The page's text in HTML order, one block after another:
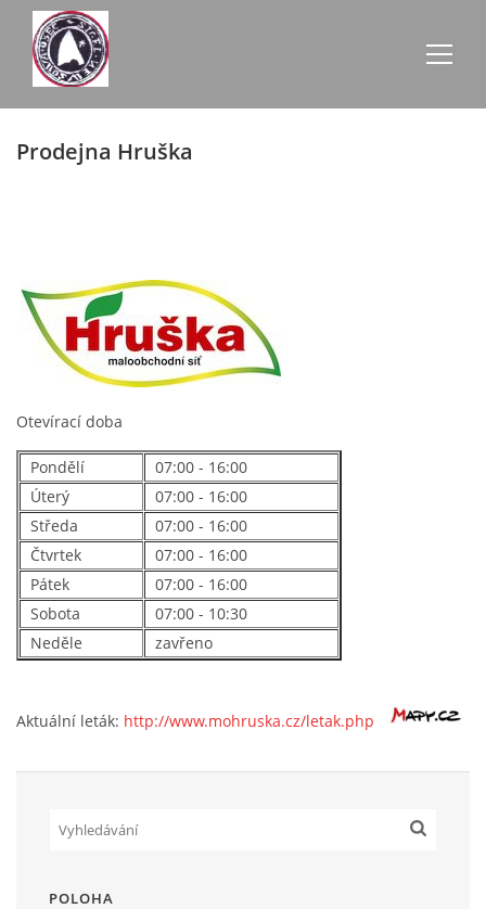
AKTUALITY
ÚŘEDNÍ DESKA
O NEVŠOVÉ
KONTAKTY
OBECNÍ BUDOVY
SPOLKY
SLUŽBY
Prodejna Hruška
Otevírací doba
Pondělí
07:00 - 16:00
Úterý
07:00 - 16:00
Středa
07:00 - 16:00
Čtvrtek
07:00 - 16:00
Pátek
07:00 - 16:00
Sobota
07:00 - 10:30
Neděle
zavřeno
Aktuální leták: http://www.mohruska.cz/letak.php
POLOHA